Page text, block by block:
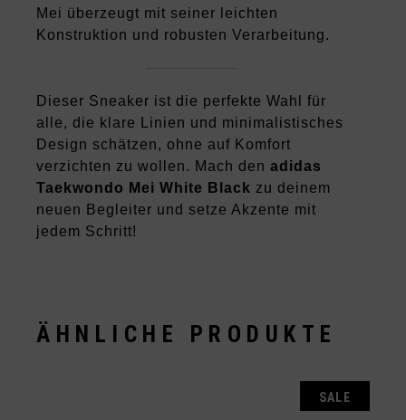
Mei überzeugt mit seiner leichten
Konstruktion und robusten Verarbeitung.
Dieser Sneaker ist die perfekte Wahl für
alle, die klare Linien und minimalistisches
Design schätzen, ohne auf Komfort
verzichten zu wollen. Mach denadidas
Taekwondo Mei White Black zu deinem
neuen Begleiter und setze Akzente mit
jedem Schritt!
ÄHNLICHE PRODUKTE
SALE